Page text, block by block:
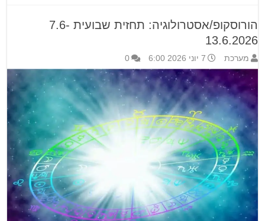
הורוסקופ/אסטרולוגיה: תחזית שבועית 7.6-
13.6.2026
מערכת 7 יוני 2026 6:00 0